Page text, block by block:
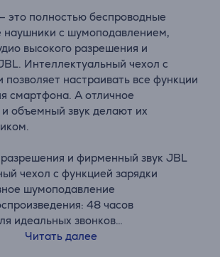
это полностью беспроводные
наушники с шумоподавлением,
высокого разрешения и
Интеллектуальный чехол с
позволяет настраивать все функции
смартфона. А отличное
объемный звук делают их
разрешения и фирменный звук JBL
чехол с функцией зарядки
шумоподавление
48 часов
идеальных звонков
пыли класса IP55
Читать далее